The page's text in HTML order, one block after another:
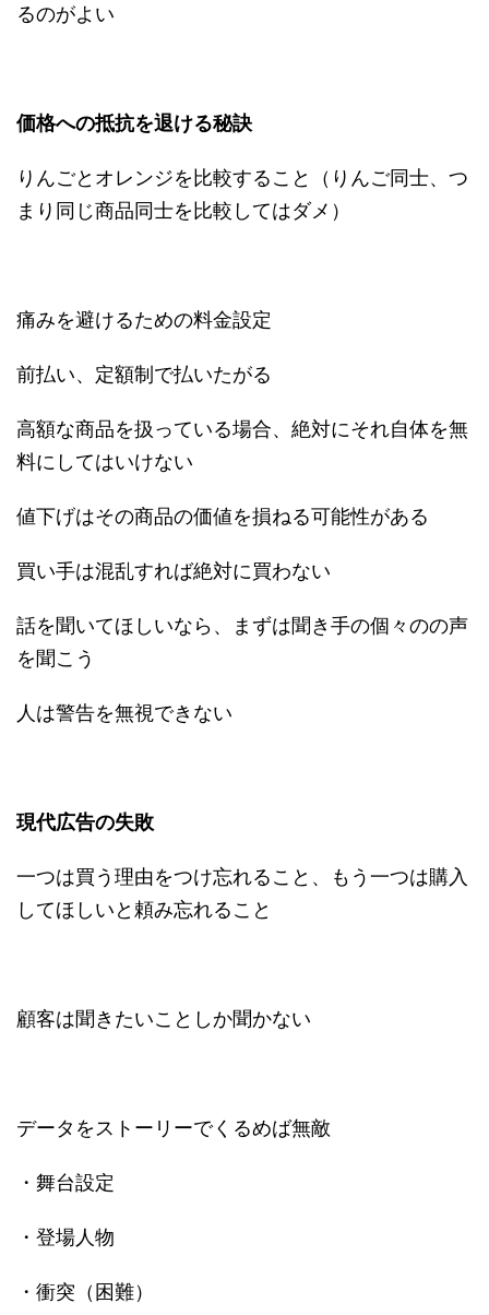
るのがよい
価格への抵抗を退ける秘訣
りんごとオレンジを比較すること（りんご同士、つ
まり同じ商品同士を比較してはダメ）
痛みを避けるための料金設定
前払い、定額制で払いたがる
高額な商品を扱っている場合、絶対にそれ自体を無
料にしてはいけない
値下げはその商品の価値を損ねる可能性がある
買い手は混乱すれば絶対に買わない
話を聞いてほしいなら、まずは聞き手の個々のの声
を聞こう
人は警告を無視できない
現代広告の失敗
一つは買う理由をつけ忘れること、もう一つは購入
してほしいと頼み忘れること
顧客は聞きたいことしか聞かない
データをストーリーでくるめば無敵
・舞台設定
・登場人物
・衝突（困難）